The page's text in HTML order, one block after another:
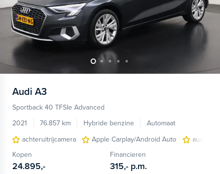
Audi A3
Sportback 40 TFSIe Advanced
2021
76.857 km Hybride benzine
Automaat
achteruitrijcamera
Apple Carplay/Android Auto
audio
Kopen
24.895,-
Financieren
315,- p.m.